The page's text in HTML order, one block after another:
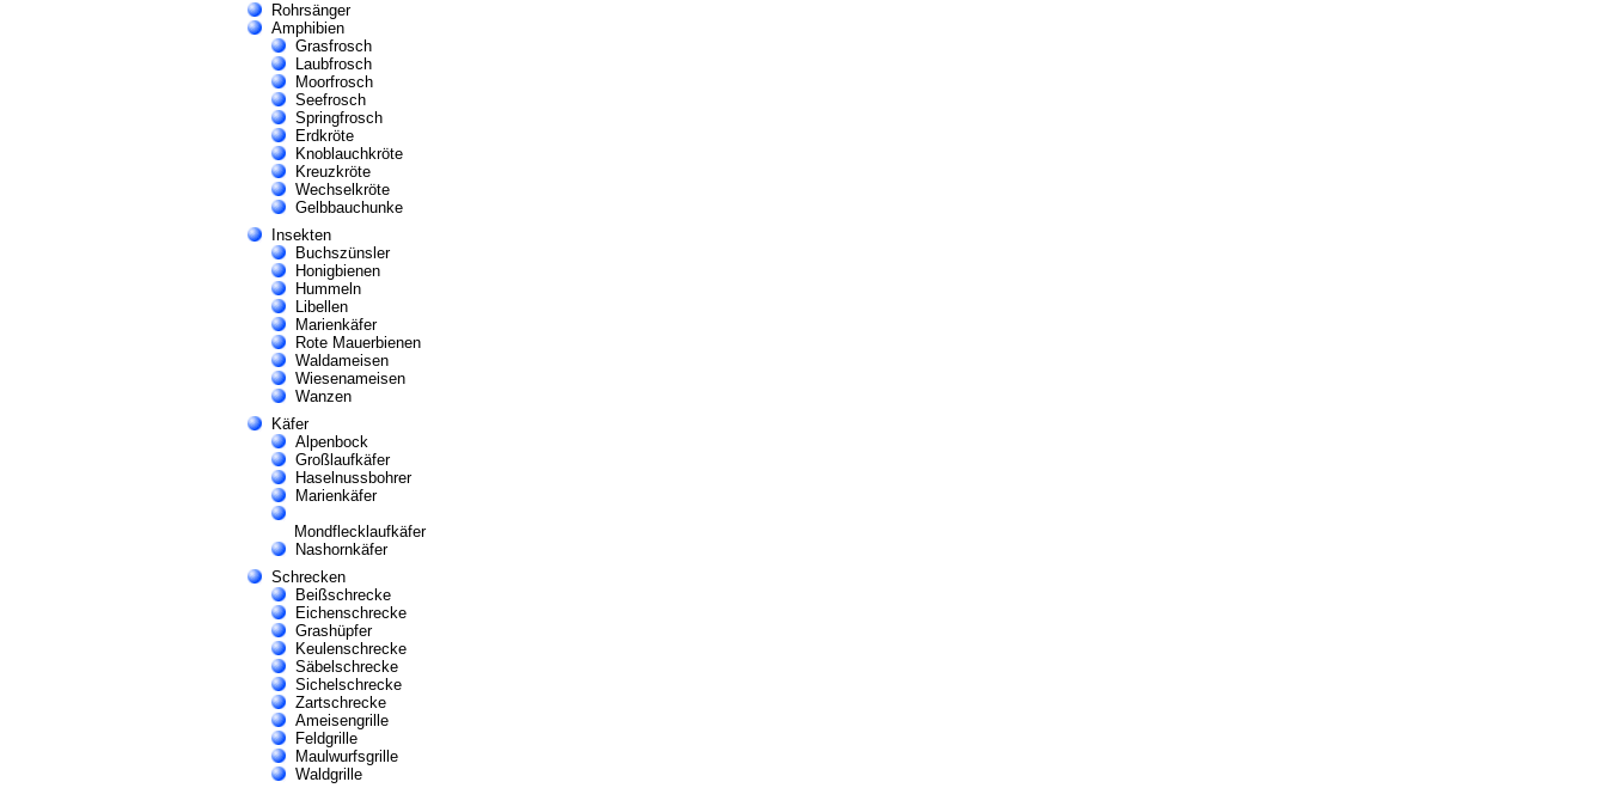
Rohrsänger
Amphibien
Grasfrosch
Laubfrosch
Moorfrosch
Seefrosch
Springfrosch
Erdkröte
Knoblauchkröte
Kreuzkröte
Wechselkröte
Gelbbauchunke
Insekten
Buchszünsler
Honigbienen
Hummeln
Libellen
Marienkäfer
Rote Mauerbienen
Waldameisen
Wiesenameisen
Wanzen
Käfer
Alpenbock
Großlaufkäfer
Haselnussbohrer
Marienkäfer
Mondflecklaufkäfer
Nashornkäfer
Schrecken
Beißschrecke
Eichenschrecke
Grashüpfer
Keulenschrecke
Säbelschrecke
Sichelschrecke
Zartschrecke
Ameisengrille
Feldgrille
Maulwurfsgrille
Waldgrille